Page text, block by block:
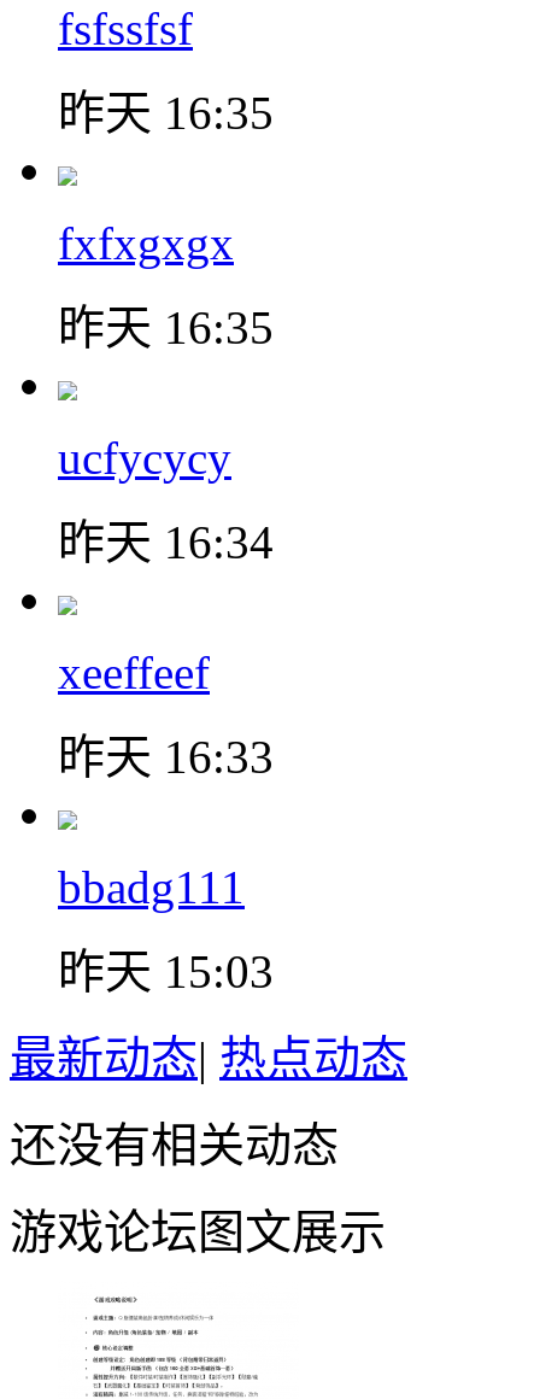
fsfssfsf
昨天 16:35
fxfxgxgx
昨天 16:35
ucfycycy
昨天 16:34
xeeffeef
昨天 16:33
bbadg111
昨天 15:03
最新动态| 热点动态
还没有相关动态
游戏论坛图文展示